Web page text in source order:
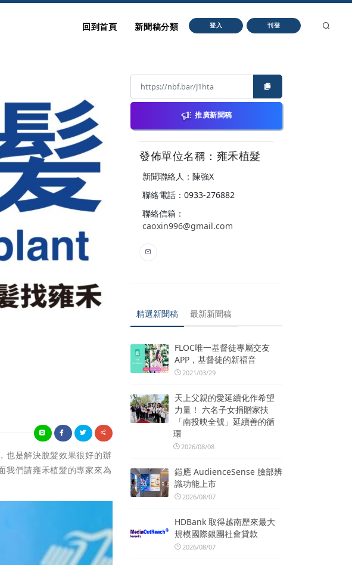
回到首頁 新聞稿分類 登入 刊登
也是解決脫髮效果很好的辦
我們請雍禾植髮的專家來為
推廣新聞稿
發佈單位名稱：雍禾植髮
新聞聯絡人：陳強X
聯絡電話：0933-276882
聯絡信箱：
caoxin996@gmail.com
精選新聞稿 最新新聞稿
FLOC唯一基督徒專屬交友
APP，基督徒的新福音
2021/03/29
天上父親的愛延續化作希望
力量！ 六名子女捐贈家扶
「南投映全號」延續善的循
環
2026/08/08
鎧應 AudienceSense 臉部辨
識功能上市
2026/08/07
HDBank 取得越南歷來最大
規模國際銀團社會貸款
2026/08/07